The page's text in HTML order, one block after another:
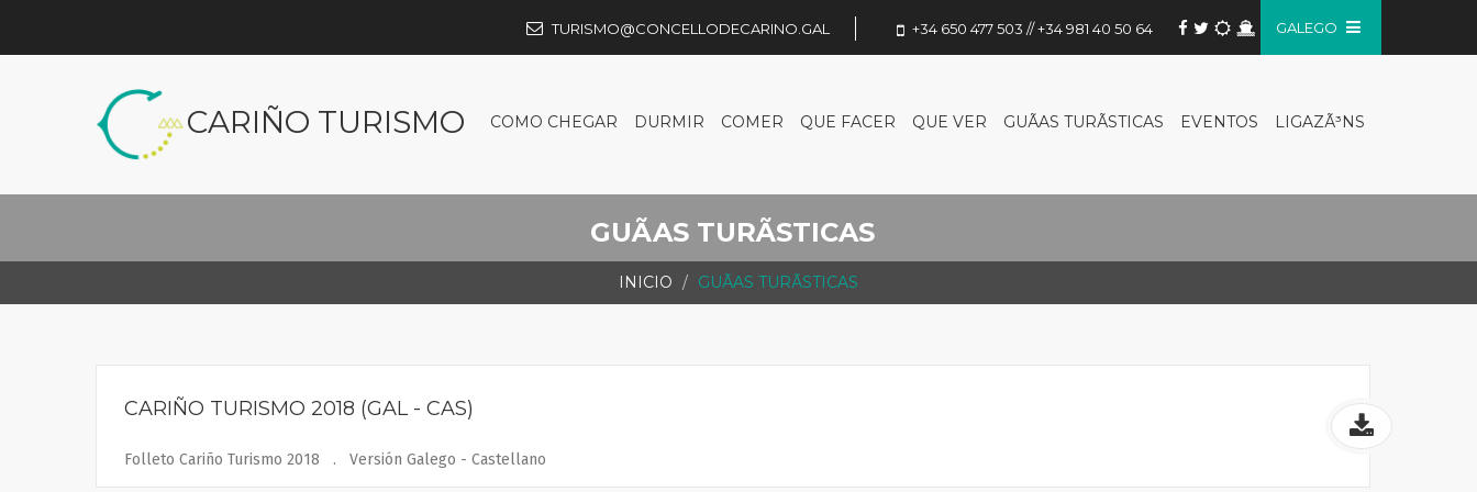
GALEGO
+34 650 477 503 // +34 981 40 50 64
TURISMO@CONCELLODECARINO.GAL
CARIÑO TURISMO COMO CHEGAR DURMIR COMER QUE FACER QUE VER GUÃ­AS TURÃ­STICAS EVENTOS LIGAZÃ³NS
GUÃ­AS TURÃ­STICAS
INICIO GUÃ­AS TURÃ­STICAS
CARIÑO TURISMO 2018 (GAL - CAS)
Folleto Cariño Turismo 2018 . Versión Galego - Castellano